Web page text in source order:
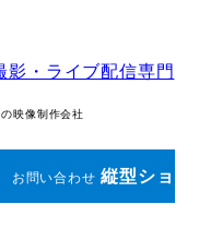
映像制作会社
お問い合わせ 縦型ショ